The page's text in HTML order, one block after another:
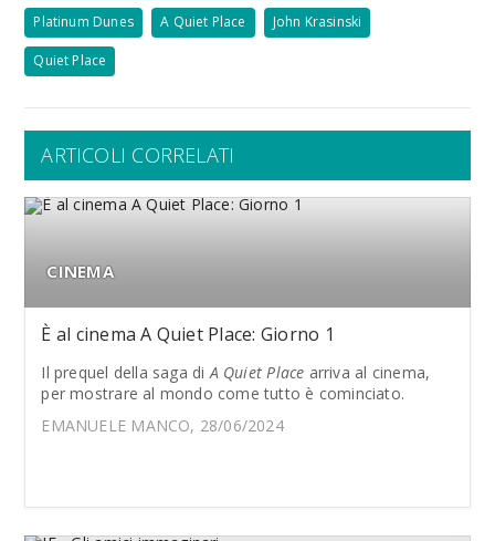
Platinum Dunes A Quiet Place John Krasinski
Quiet Place
ARTICOLI CORRELATI
CINEMA
È al cinema A Quiet Place: Giorno 1
Il prequel della saga diA Quiet Place arriva al cinema,
per mostrare al mondo come tutto è cominciato.
EMANUELE MANCO, 28/06/2024